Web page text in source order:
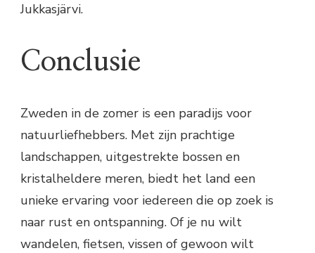
Jukkasjärvi.
Conclusie
Zweden in de zomer is een paradijs voor
natuurliefhebbers. Met zijn prachtige
landschappen, uitgestrekte bossen en
kristalheldere meren, biedt het land een
unieke ervaring voor iedereen die op zoek is
naar rust en ontspanning. Of je nu wilt
wandelen, fietsen, vissen of gewoon wilt